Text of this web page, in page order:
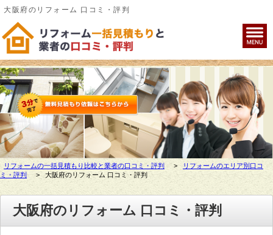
大阪府のリフォーム 口コミ・評判
リフォームの一括見積もり比較と業者の口コミ・評判 >
リフォームのエリア別口コ
ミ・評判
> 大阪府のリフォーム 口コミ・評判
大阪府のリフォーム 口コミ・評判